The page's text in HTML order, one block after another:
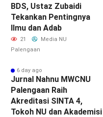
BDS, Ustaz Zubaidi
Tekankan Pentingnya
Ilmu dan Adab
21
Media NU
Palengaan
6 day ago
Jurnal Nahnu MWCNU
Palengaan Raih
Akreditasi SINTA 4,
Tokoh NU dan Akademisi